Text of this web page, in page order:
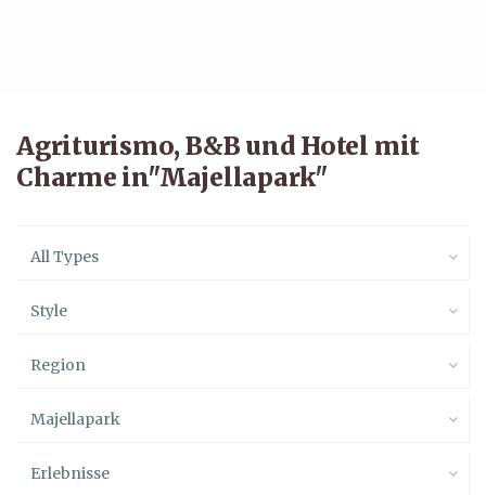
Agriturismo, B&B und Hotel mit
Charme in"Majellapark"
All Types
Style
Region
Majellapark
Erlebnisse